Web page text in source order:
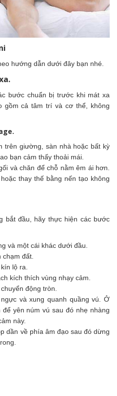
hướng dẫn dưới đây bạn nhé.
bước chuẩn bị trước khi mát xa
gồm cả tâm trí và cơ thể, không
trên giường, sàn nhà hoặc bất kỳ
bạn cảm thấy thoải mái.
và chăn để chỗ nằm êm ái hơn.
thay thế bằng nến tạo không
bắt đầu, hãy thực hiện các bước
và một cái khác dưới đầu.
đất.
lộ ra.
kích thích vùng nhạy cảm.
động tròn.
và xung quanh quầng vú. Ở
yên núm vú sau đó nhẹ nhàng
này.
dần về phía âm đạo sau đó dừng